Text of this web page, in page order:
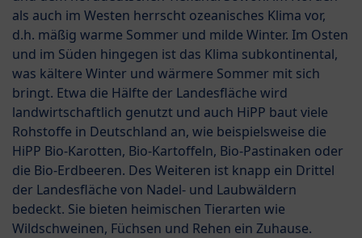
als auch im Westen herrscht ozeanisches Klima vor,
d.h. mäßig warme Sommer und milde Winter. Im Osten
und im Süden hingegen ist das Klima subkontinental,
was kältere Winter und wärmere Sommer mit sich
bringt. Etwa die Hälfte der Landesfläche wird
landwirtschaftlich genutzt und auch HiPP baut viele
Rohstoffe in Deutschland an, wie beispielsweise die
HiPP Bio-Karotten, Bio-Kartoffeln, Bio-Pastinaken oder
die Bio-Erdbeeren. Des Weiteren ist knapp ein Drittel
der Landesfläche von Nadel- und Laubwäldern
bedeckt. Sie bieten heimischen Tierarten wie
Wildschweinen, Füchsen und Rehen ein Zuhause.